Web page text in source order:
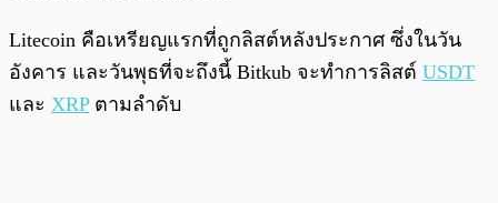
Litecoin คือเหรียญแรกที่ถูกลิสต์หลังประกาศ ซึ่งในวัน
อังคาร และวันพุธที่จะถึงนี้ Bitkub จะทำการลิสต์ USDT
และ XRPตามลำดับ